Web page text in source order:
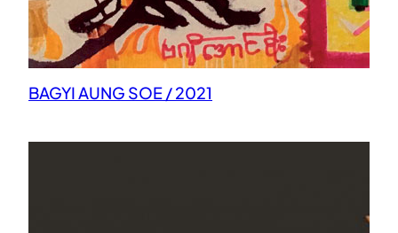
BAGYI AUNG SOE / 2021